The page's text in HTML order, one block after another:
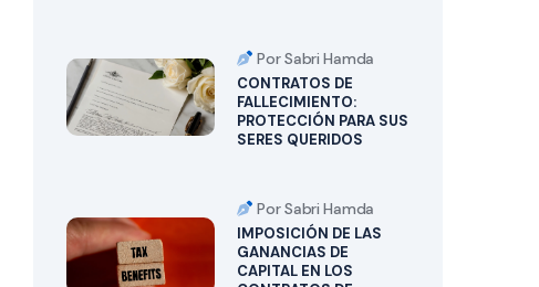
Por Sabri Hamda
CONTRATOS DE
FALLECIMIENTO:
PROTECCIÓN PARA SUS
SERES QUERIDOS
Por Sabri Hamda
IMPOSICIÓN DE LAS
GANANCIAS DE
CAPITAL EN LOS